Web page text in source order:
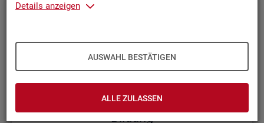
Details anzeigen
AUSWAHL BESTÄTIGEN
ALLE ZULASSEN
Bil­dung